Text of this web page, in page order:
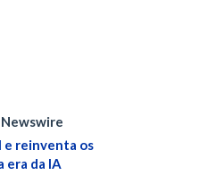
e reinventa os
era da IA